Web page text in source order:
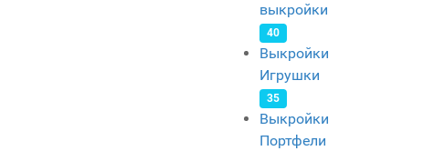
выкройки
40
Выкройки
Игрушки
35
Выкройки
Портфели